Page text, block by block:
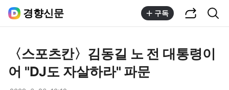
경향신문 구독
〈스포츠칸〉김동길 노 전 대통령이
어 "DJ도 자살하라" 파문